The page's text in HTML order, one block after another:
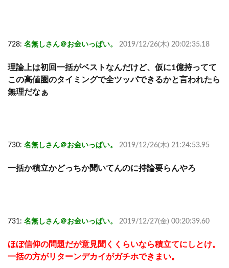
728: 名無しさん＠お金いっぱい。 2019/12/26(木) 20:02:35.18
理論上は初回一括がベストなんだけど、仮に1億持ってて
この高値圏のタイミングで全ツッパできるかと言われたら
無理だなぁ
730: 名無しさん＠お金いっぱい。 2019/12/26(木) 21:24:53.95
一括か積立かどっちか聞いてんのに持論要らんやろ
731: 名無しさん＠お金いっぱい。 2019/12/27(金) 00:20:39.60
ほぼ信仰の問題だが意見聞くくらいなら積立てにしとけ。
一括の方がリターンデカイがガチホできまい。